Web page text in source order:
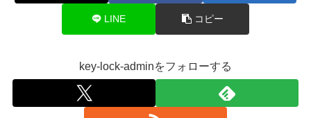
LINE コピー
key-lock-adminをフォローする